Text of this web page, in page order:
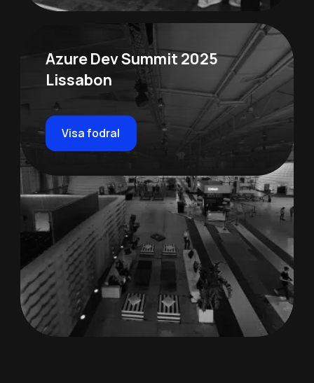
Azure Dev Summit 2025
Lissabon
Visa fodral